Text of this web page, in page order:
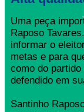
Uma peça
Raposo
informar o
metas e para
como do
defendido em
Santinho